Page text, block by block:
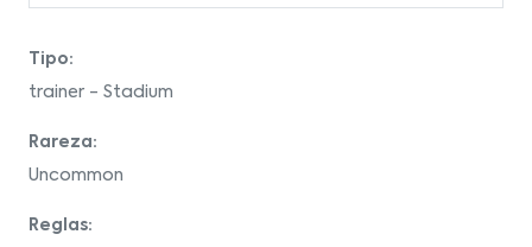
Tipo:
trainer - Stadium
Rareza:
Uncommon
Reglas: